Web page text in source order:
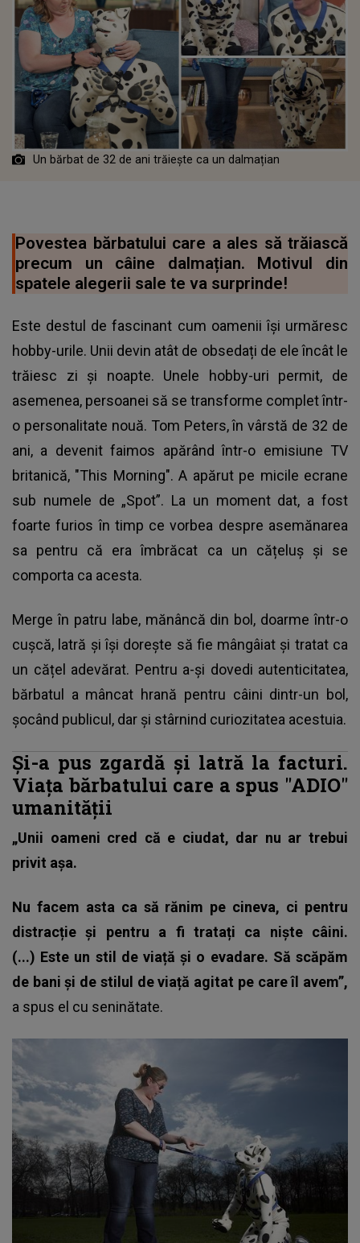
Un bărbat de 32 de ani trăiește ca un dalmațian
Povestea bărbatului care a ales să trăiască
precum un câine dalmațian. Motivul din
spatele alegerii sale te va surprinde!
Este destul de fascinant cum oamenii își urmăresc
hobby-urile. Unii devin atât de obsedați de ele încât le
trăiesc zi și noapte. Unele hobby-uri permit, de
asemenea, persoanei să se transforme complet într-
o personalitate nouă. Tom Peters, în vârstă de 32 de
ani, a devenit faimos apărând într-o emisiune TV
britanică, "This Morning". A apărut pe micile ecrane
sub numele de „Spot”. La un moment dat, a fost
foarte furios în timp ce vorbea despre asemănarea
sa pentru că era îmbrăcat ca un cățeluș și se
comporta ca acesta.
Merge în patru labe, mănâncă din bol, doarme într-o
cușcă, latră și își dorește să fie mângâiat și tratat ca
un cățel adevărat. Pentru a-și dovedi autenticitatea,
bărbatul a mâncat hrană pentru câini dintr-un bol,
șocând publicul, dar și stârnind curiozitatea acestuia.
Și-a pus zgardă și latră la facturi.
Viața bărbatului care a spus "ADIO"
umanității
„Unii oameni cred că e ciudat, dar nu ar trebui
privit așa.
Nu facem asta ca să rănim pe cineva, ci pentru
distracție și pentru a fi tratați ca niște câini.
(...) Este un stil de viață și o evadare. Să scăpăm
de bani și de stilul de viață agitat pe care îl avem”,
a spus el cu seninătate.